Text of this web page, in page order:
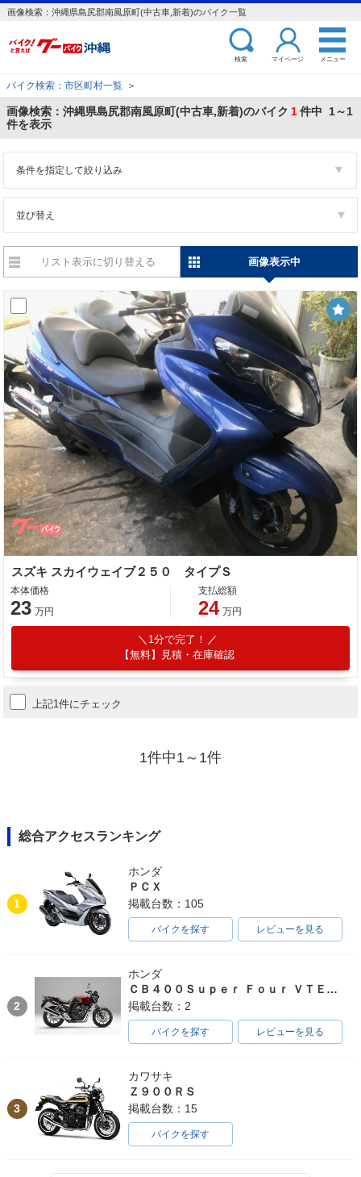
画像検索：沖縄県島尻郡南風原町(中古車,新着)のバイク一覧
検索 マイページ メニュー
バイク検索：市区町村一覧 ＞
画像検索：沖縄県島尻郡南風原町(中古車,新着)のバイク 1件中 1～1
件を表示
条件を指定して絞り込み
並び替え
リスト表示に切り替える 画像表示中
スズキ スカイウェイブ２５０ タイプＳ
本体価格
23 万円
支払総額
24 万円
1分で完了！
【無料】見積・在庫確認
上記1件にチェック
1件中1～1件
総合アクセスランキング
1
ホンダ
ＰＣＸ
掲載台数：105
バイクを探す レビューを見る
2
ホンダ
ＣＢ４００Ｓｕｐｅｒ Ｆｏｕｒ ＶＴＥＣ ＳＰＥＣ３
掲載台数：2
バイクを探す レビューを見る
3
カワサキ
Ｚ９００ＲＳ
掲載台数：15
バイクを探す